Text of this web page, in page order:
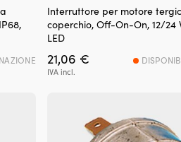
Interruttore per motore
coperchio, Off-On-On, 12/24
LED
21,06 €
IVA incl.